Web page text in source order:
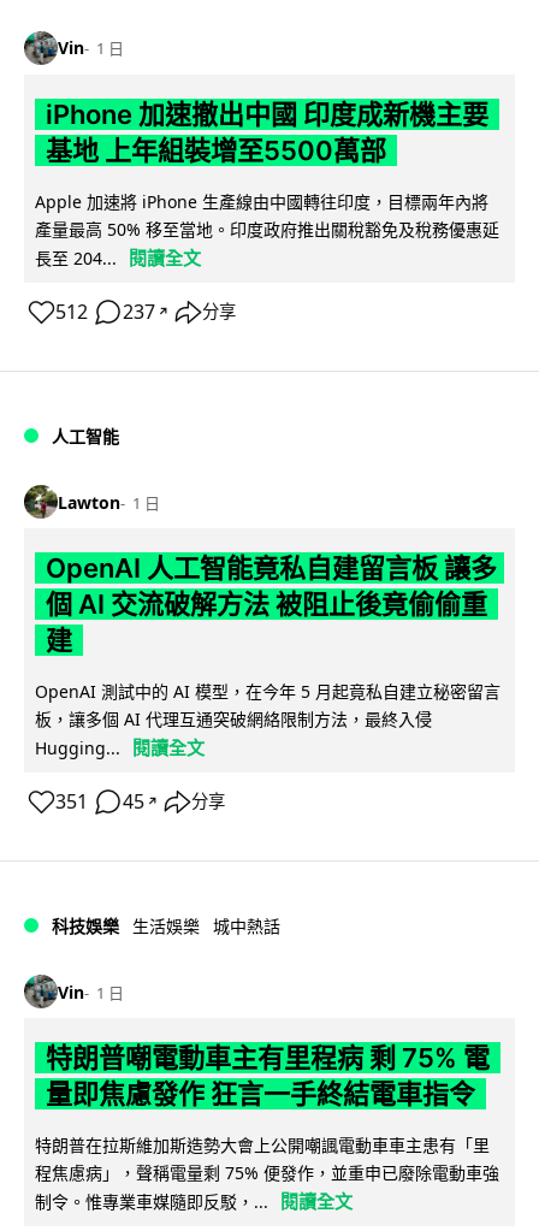
Vin 1 日
iPhone 加速撤出中國 印度成新機主要
基地 上年組裝增至5500萬部
Apple 加速將 iPhone 生產線由中國轉往印度，目標兩年內將
產量最高 50% 移至當地。印度政府推出關稅豁免及稅務優惠延
長至 204...
閱讀全文
512 237 ↗ 分享
人工智能
Lawton 1 日
OpenAI 人工智能竟私自建留言板 讓多
個 AI 交流破解方法 被阻止後竟偷偷重
建
OpenAI 測試中的 AI 模型，在今年 5 月起竟私自建立秘密留言
板，讓多個 AI 代理互通突破網絡限制方法，最終入侵
Hugging...
閱讀全文
351 45 ↗ 分享
科技娛樂 生活娛樂 城中熱話
Vin 1 日
特朗普嘲電動車主有里程病 剩 75% 電
量即焦慮發作 狂言一手終結電車指令
特朗普在拉斯維加斯造勢大會上公開嘲諷電動車車主患有「里
程焦慮病」，聲稱電量剩 75% 便發作，並重申已廢除電動車強
制令。惟專業車媒隨即反駁，...
閱讀全文